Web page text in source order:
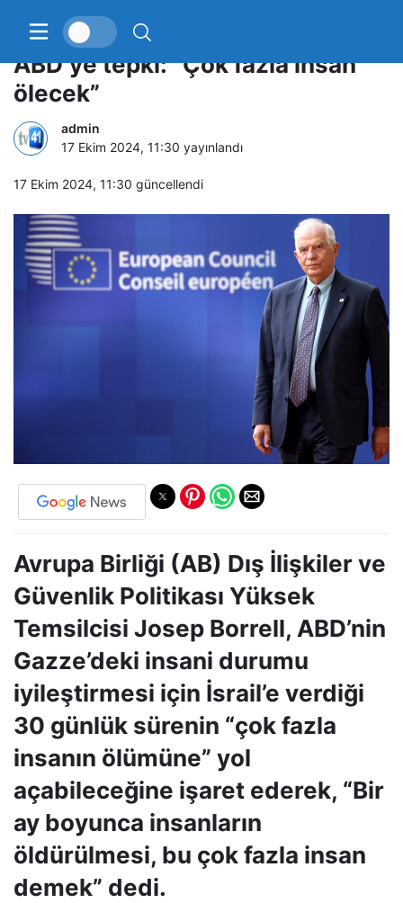
AB’den İsrail’e 1 ay süre veren
ABD’ye tepki: “Çok fazla insan
ölecek”
admin
17 Ekim 2024, 11:30 yayınlandı
17 Ekim 2024, 11:30 güncellendi
Avrupa Birliği (AB) Dış İlişkiler ve
Güvenlik Politikası Yüksek
Temsilcisi Josep Borrell, ABD’nin
Gazze’deki insani durumu
iyileştirmesi için İsrail’e verdiği
30 günlük sürenin “çok fazla
insanın ölümüne” yol
açabileceğine işaret ederek, “Bir
ay boyunca insanların
öldürülmesi, bu çok fazla insan
demek” dedi.